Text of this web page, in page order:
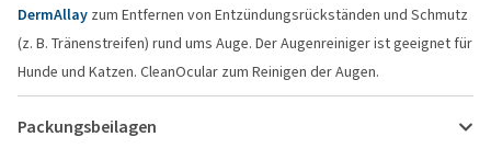
DermAllay zum Entfernen von Entzündungsrückständen und Schmutz
(z. B. Tränenstreifen) rund ums Auge. Der Augenreiniger ist geeignet für
Hunde und Katzen. CleanOcular zum Reinigen der Augen.
Packungsbeilagen